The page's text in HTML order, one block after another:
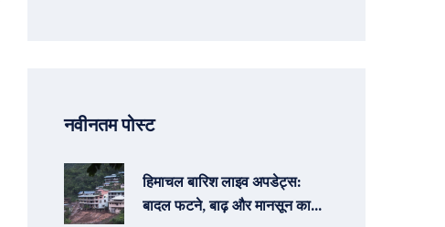
नवीनतम पोस्ट
हिमाचल बारिश लाइव अपडेट्स:
बादल फटने, बाढ़ और मानसून का